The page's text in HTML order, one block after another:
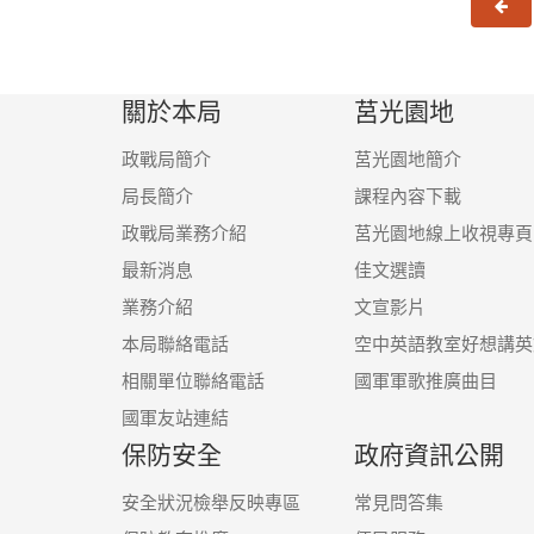
上一
關於本局
政戰局簡介
局長簡介
政戰局業務介紹
最新消息
業務介紹
本局聯絡電話
相關單位聯絡電話
國軍友站連結
莒光園地
莒光園地簡介
課程內容下載
莒光園地線上收視專頁
佳文選讀
文宣影片
空中英語教室好想講
國軍軍歌推廣曲目
保防安全
安全狀況檢舉反映專區
政府資訊公開
常見問答集